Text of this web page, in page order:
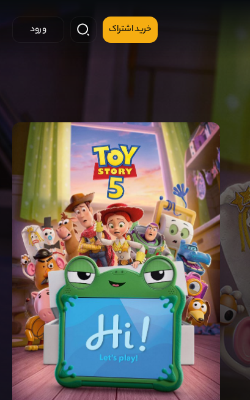
خرید اشتراک ورود